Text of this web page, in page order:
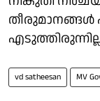
vd satheesan MV